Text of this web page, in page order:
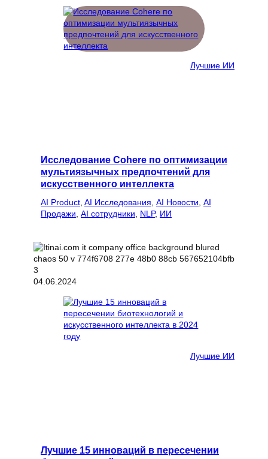
Лучшие ИИ
Исследование Cohere по оптимизации
мультиязычных предпочтений для
искусственного интеллекта
AI Product, AI Исследования, AI Новости, AI
Продажи, AI сотрудники, NLP, ИИ
04.06.2024
Лучшие ИИ
Лучшие 15 инноваций в пересечении